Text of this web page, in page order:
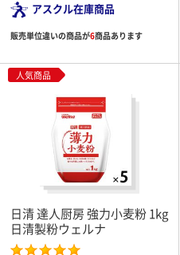
アスクル在庫商品
販売単位違いの商品が6商品あります
人気商品
日清 達人厨房 強力小麦粉 1kg
日清製粉ウェルナ